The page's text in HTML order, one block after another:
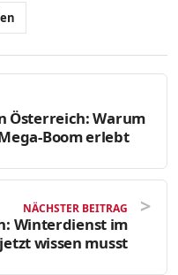
Österreich: Warum
Boom erlebt
NÄCHSTER BEITRAG
Winterdienst im
wissen musst